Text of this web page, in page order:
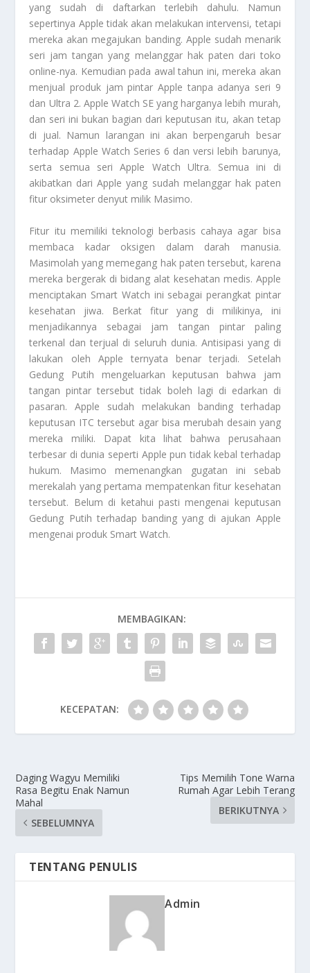
yang sudah di daftarkan terlebih dahulu. Namun
sepertinya Apple tidak akan melakukan intervensi, tetapi
mereka akan megajukan banding. Apple sudah menarik
seri jam tangan yang melanggar hak paten dari toko
online-nya. Kemudian pada awal tahun ini, mereka akan
menjual produk jam pintar Apple tanpa adanya seri 9
dan Ultra 2. Apple Watch SE yang harganya lebih murah,
dan seri ini bukan bagian dari keputusan itu, akan tetap
di jual. Namun larangan ini akan berpengaruh besar
terhadap Apple Watch Series 6 dan versi lebih barunya,
serta semua seri Apple Watch Ultra. Semua ini di
akibatkan dari Apple yang sudah melanggar hak paten
fitur oksimeter denyut milik Masimo.
Fitur itu memiliki teknologi berbasis cahaya agar bisa
membaca kadar oksigen dalam darah manusia.
Masimolah yang memegang hak paten tersebut, karena
mereka bergerak di bidang alat kesehatan medis. Apple
menciptakan Smart Watch ini sebagai perangkat pintar
kesehatan jiwa. Berkat fitur yang di milikinya, ini
menjadikannya sebagai jam tangan pintar paling
terkenal dan terjual di seluruh dunia. Antisipasi yang di
lakukan oleh Apple ternyata benar terjadi. Setelah
Gedung Putih mengeluarkan keputusan bahwa jam
tangan pintar tersebut tidak boleh lagi di edarkan di
pasaran. Apple sudah melakukan banding terhadap
keputusan ITC tersebut agar bisa merubah desain yang
mereka miliki. Dapat kita lihat bahwa perusahaan
terbesar di dunia seperti Apple pun tidak kebal terhadap
hukum. Masimo memenangkan gugatan ini sebab
merekalah yang pertama mempatenkan fitur kesehatan
tersebut. Belum di ketahui pasti mengenai keputusan
Gedung Putih terhadap banding yang di ajukan Apple
mengenai produk Smart Watch.
MEMBAGIKAN:
KECEPATAN:
Daging Wagyu Memiliki
Rasa Begitu Enak Namun
Mahal
SEBELUMNYA
Tips Memilih Tone Warna
Rumah Agar Lebih Terang
BERIKUTNYA
TENTANG PENULIS
Admin